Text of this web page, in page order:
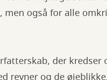
også for alle
der kredser
revner og de